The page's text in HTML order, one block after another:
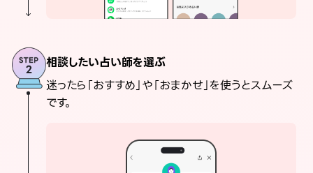
相談したい占い師を選ぶ
迷ったら「おすすめ」や「おまかせ」を使うとスムーズ
です。